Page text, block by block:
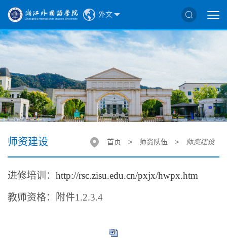
外文
师资建设 首页 > 师资队伍 > 师资建设
进修培训： http://rsc.zisu.edu.cn/pxjx/hwpx.htm
教师资格：附件1.2.3.4